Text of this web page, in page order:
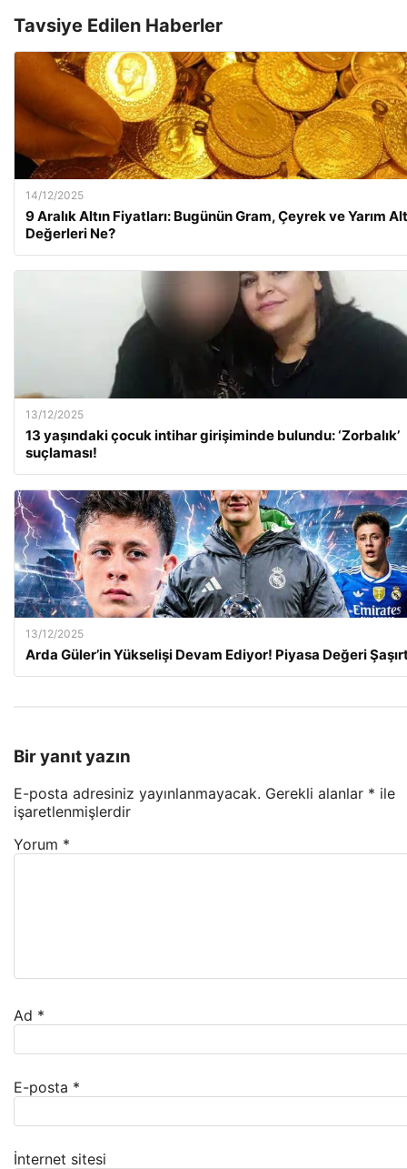
Tavsiye Edilen Haberler
14/12/2025
9 Aralık Altın Fiyatları: Bugünün Gram, Çeyrek ve Yarım
Değerleri Ne?
13/12/2025
13 yaşındaki çocuk intihar girişiminde bulundu: ‘Zorbalık’
suçlaması!
13/12/2025
Arda Güler’in Yükselişi Devam Ediyor! Piyasa Değeri
Bir yanıt yazın
E-posta adresiniz yayınlanmayacak. Gerekli alanlar * ile
işaretlenmişlerdir
Yorum *
Ad *
E-posta *
İnternet sitesi